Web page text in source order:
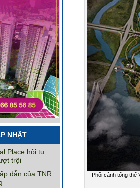
NHẬT
Place hội tụ
trội
dẫn của TNR
Phối cảnh tổng thể